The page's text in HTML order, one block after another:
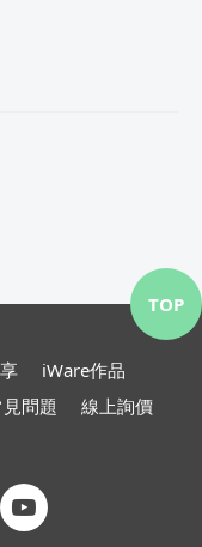
iWare作品
問題
線上詢價
TOP